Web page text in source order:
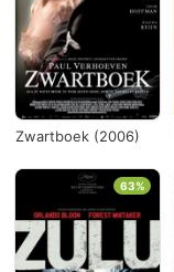
Países
Desde...
Hasta...
Zwartboek (2006)
63%